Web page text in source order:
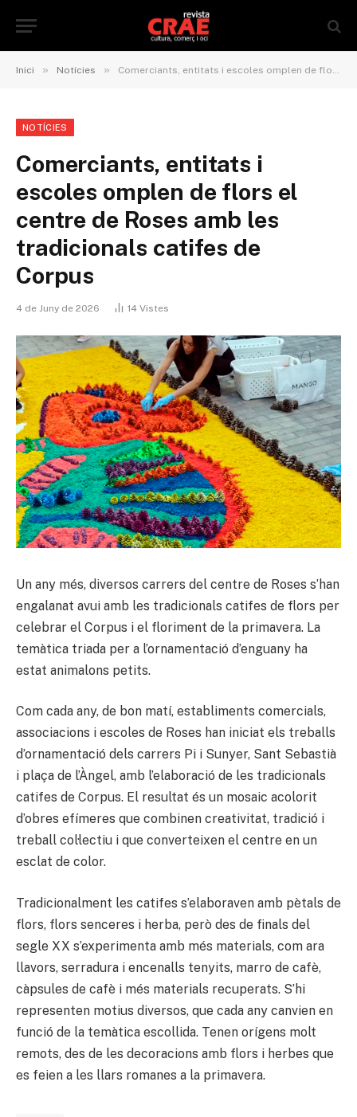
Inici » Notícies » Comerciants, entitats i escoles omplen de flors el centre de Roses amb les tradicionals catifes de Corpus
NOTÍCIES
Comerciants, entitats i
escoles omplen de flors el
centre de Roses amb les
tradicionals catifes de
Corpus
4 de Juny de 2026 14 Vistes
Un any més, diversos carrers del centre de Roses s’han
engalanat avui amb les tradicionals catifes de flors per
celebrar el Corpus i el floriment de la primavera. La
temàtica triada per a l’ornamentació d’enguany ha
estat animalons petits.
Com cada any, de bon matí, establiments comercials,
associacions i escoles de Roses han iniciat els treballs
d’ornamentació dels carrers Pi i Sunyer, Sant Sebastià
i plaça de l’Àngel, amb l’elaboració de les tradicionals
catifes de Corpus. El resultat és un mosaic acolorit
d’obres efímeres que combinen creativitat, tradició i
treball col·lectiu i que converteixen el centre en un
esclat de color.
Tradicionalment les catifes s’elaboraven amb pètals de
flors, flors senceres i herba, però des de finals del
segle XX s’experimenta amb més materials, com ara
llavors, serradura i encenalls tenyits, marro de cafè,
càpsules de cafè i més materials recuperats. S’hi
representen motius diversos, que cada any canvien en
funció de la temàtica escollida. Tenen orígens molt
remots, des de les decoracions amb flors i herbes que
es feien a les llars romanes a la primavera.